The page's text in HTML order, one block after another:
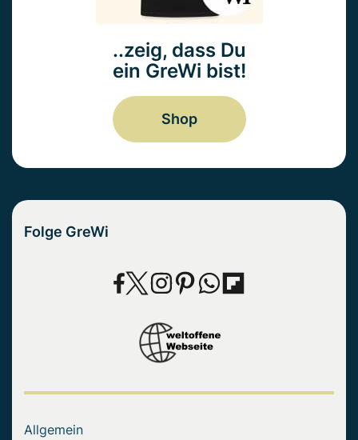
..zeig, dass Du
ein GreWi bist!
Shop
Folge GreWi
Allgemein